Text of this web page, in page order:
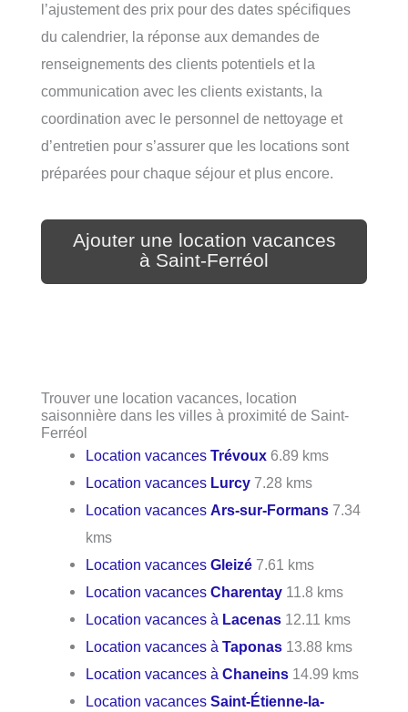
l’ajustement des prix pour des dates spécifiques
du calendrier, la réponse aux demandes de
renseignements des clients potentiels et la
communication avec les clients existants, la
coordination avec le personnel de nettoyage et
d’entretien pour s’assurer que les locations sont
préparées pour chaque séjour et plus encore.
Ajouter une location vacances
à Saint-Ferréol
Trouver une location vacances, location
saisonnière dans les villes à proximité de Saint-
Ferréol
Location vacancesTrévoux 6.89 kms
Location vacances Lurcy 7.28 kms
Location vacancesArs-sur-Formans 7.34
kms
Location vacancesGleizé 7.61 kms
Location vacancesCharentay 11.8 kms
Location vacances à Lacenas 12.11 kms
Location vacances àTaponas 13.88 kms
Location vacances àChaneins 14.99 kms
Location vacancesSaint-Étienne-la-